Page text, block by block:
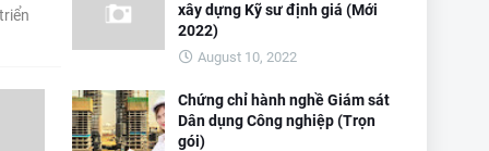
xây dựng Kỹ sư định giá (Mới
2022)
August 10, 2022
Chứng chỉ hành nghề Giám sát
Dân dụng Công nghiệp (Trọn
gói)